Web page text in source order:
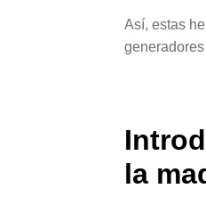
Así, estas
la